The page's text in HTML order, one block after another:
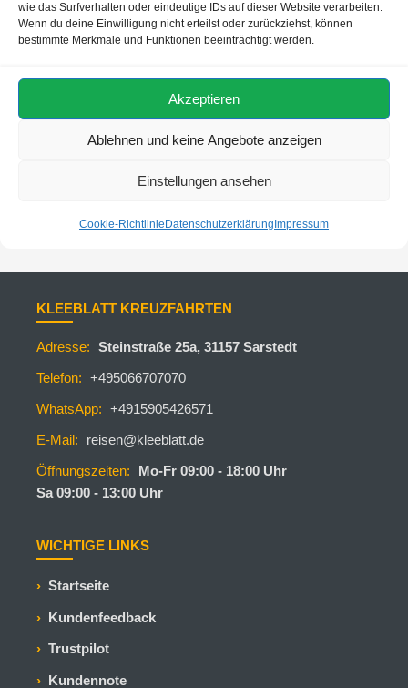
wie das Surfverhalten oder eindeutige IDs auf dieser Website verarbeiten.
Wenn du deine Einwilligung nicht erteilst oder zurückziehst, können
bestimmte Merkmale und Funktionen beeinträchtigt werden.
Akzeptieren
Ablehnen und keine Angebote anzeigen
Einstellungen ansehen
Cookie-Richtlinie Datenschutzerklärung Impressum
Jetzt Kreuzfahrt ab/bis
Deutschland nach Ålesund
finden:
KLEEBLATT KREUZFAHRTEN
Adresse: Steinstraße 25a, 31157 Sarstedt
Telefon: +495066707070
WhatsApp: +4915905426571
E-Mail:
reisen@kleeblatt.de
Öffnungszeiten:
Mo-Fr 09:00 - 18:00 Uhr
Sa 09:00 - 13:00 Uhr
WICHTIGE LINKS
Startseite
Kundenfeedback
Trustpilot
Kundennote